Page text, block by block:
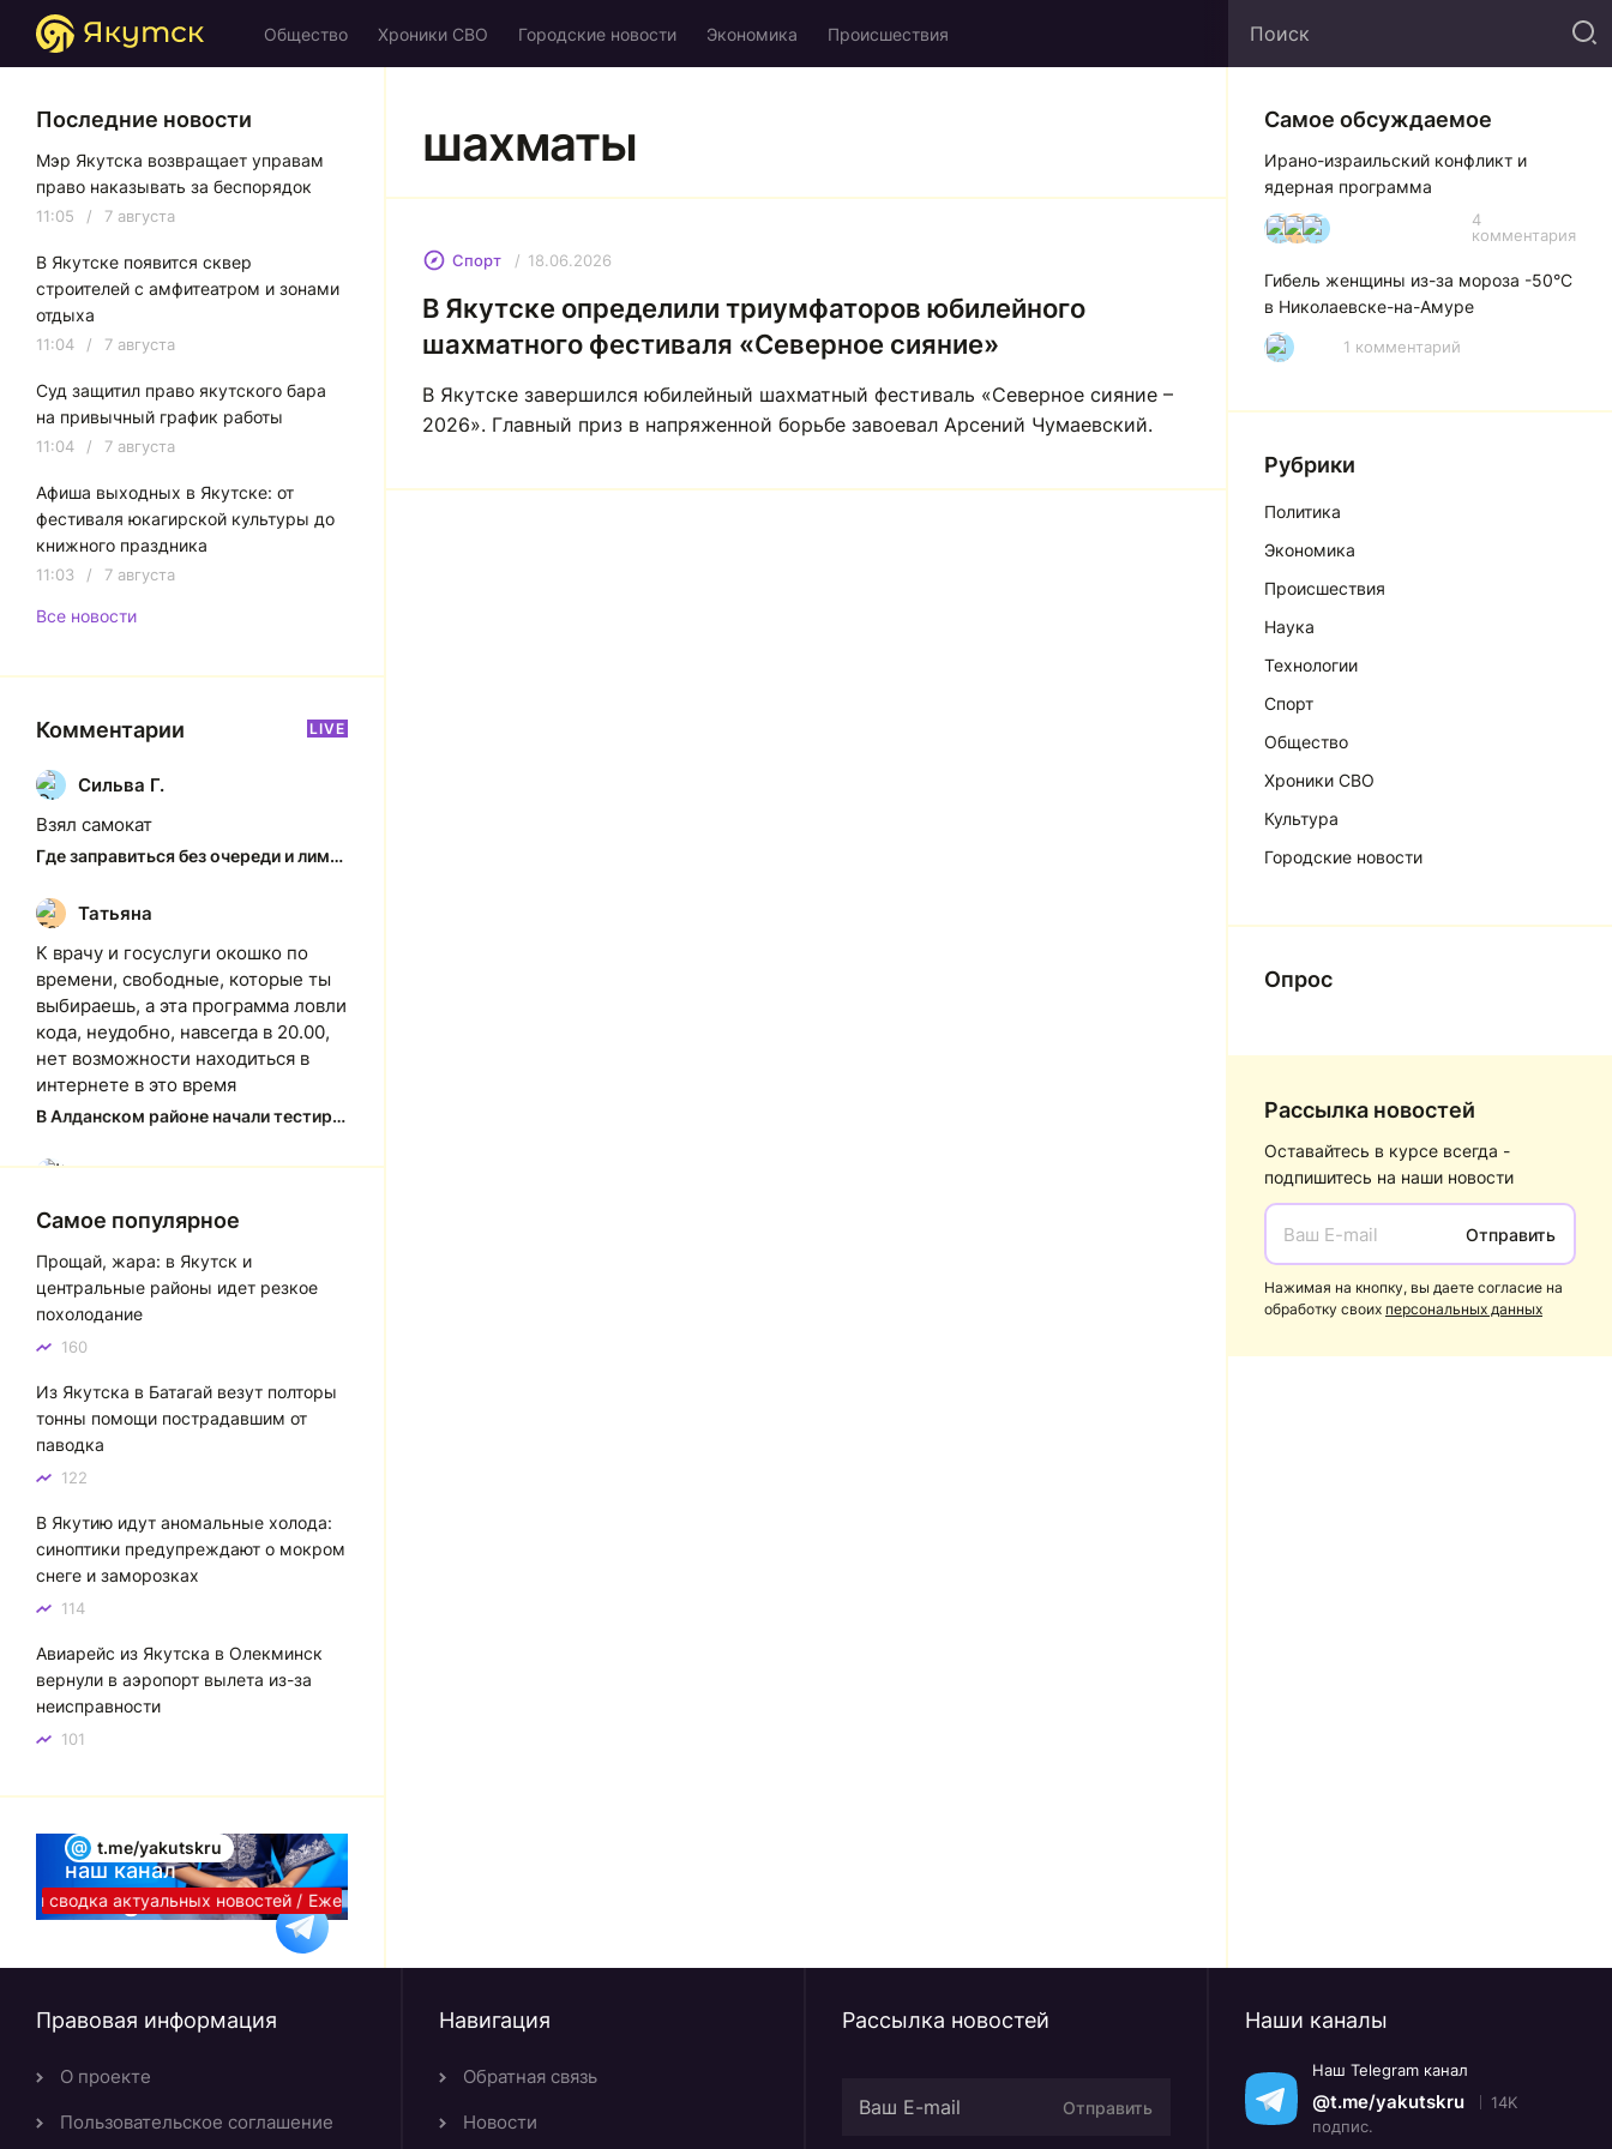
Общество Хроники СВО Городские новости Экономика Происшествия
шахматы
Спорт 18.06.2026
В Якутске определили триумфаторов юбилейного
шахматного фестиваля «Северное сияние»
В Якутске завершился юбилейный шахматный фестиваль «Северное сияние –
2026». Главный приз в напряженной борьбе завоевал Арсений Чумаевский.
Последние новости
Мэр Якутска возвращает управам
право наказывать за беспорядок
11:05 / 7 августа
В Якутске появится сквер
строителей с амфитеатром и зонами
отдыха
11:04 / 7 августа
Суд защитил право якутского бара
на привычный график работы
11:04 / 7 августа
Афиша выходных в Якутске: от
фестиваля юкагирской культуры до
книжного праздника
11:03 / 7 августа
Все новости
Комментарии LIVE
С
Сильва Г.
Взял самокат
Где заправиться без очереди и лимитов: актуальная ситуация на АЗС Якутска
Т
Татьяна
К врачу и госуслуги окошко по
времени, свободные, которые ты
выбираешь, а эта программа ловли
кода, неудобно, навсегда в 20.00,
нет возможности находиться в
интернете в это время
В Алданском районе начали тестировать систему заправки по QR-кодам
Ю
Юлия Анатольевна
Спасибо за краткий, рассказ об
история города Якутска. Желаю
процветания нашему Северу!
К
Котя злой
Зной в Сибири, тем более в
Якутске. Никакой это не зной, а
просто приятное тепло. А про
палящее солнце тем более
даже в песнях поют…
Якутск готовится к пику летнего зноя: синоптики прогнозируют до плюс 35 градусов
Самое популярное
Прощай, жара: в Якутск и
центральные районы идет резкое
похолодание
160
Из Якутска в Батагай везут полторы
тонны помощи пострадавшим от
паводка
122
В Якутию идут аномальные холода:
синоптики предупреждают о мокром
снеге и заморозках
114
Авиарейс из Якутска в Олекминск
вернули в аэропорт вылета из-за
неисправности
101
наш канал
Telegram
@ t.me/yakutskru
сводка актуальных новостей / Ежедневная сводка актуальных новостей /
Самое обсуждаемое
Ирано-израильский конфликт и
ядерная программа
И А А
4
комментария
Гибель женщины из-за мороза -50°C
в Николаевске-на-Амуре
Р 1 комментарий
Рубрики
Политика
Экономика
Происшествия
Наука
Технологии
Спорт
Общество
Хроники СВО
Культура
Городские новости
Опрос
Рассылка новостей
Оставайтесь в курсе всегда -
подпишитесь на наши новости
Отправить
Нажимая на кнопку, вы даете согласие на
обработку своих персональных данных
Правовая информация
О проекте
Пользовательское соглашение
Навигация
Обратная связь
Новости
Наши каналы
Наш Telegram канал
@t.me/yakutskru
14K
подпис.
Рассылка новостей
Отправить